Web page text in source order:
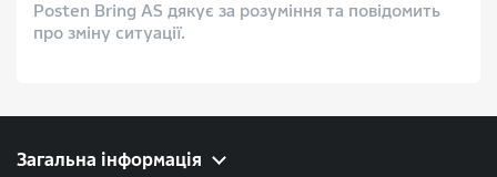
Posten Bring AS дякує за розуміння та повідомить
про зміну ситуації.
Загальна інформація